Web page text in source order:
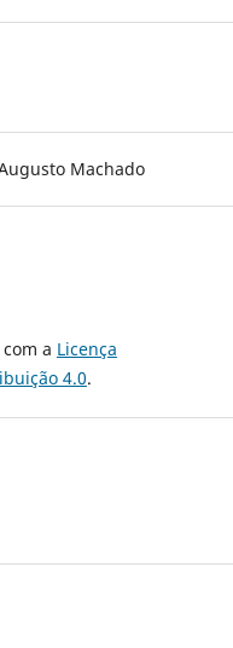
Machado
a Licença
4.0.